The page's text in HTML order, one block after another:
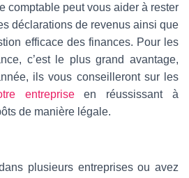
comptable peut vous aider à rester
déclarations de revenus ainsi que
efficace des finances. Pour les
c’est le plus grand avantage,
ils vous conseilleront sur les
entrepriseen réussissant à
de manière légale.
plusieurs entreprises ou avez